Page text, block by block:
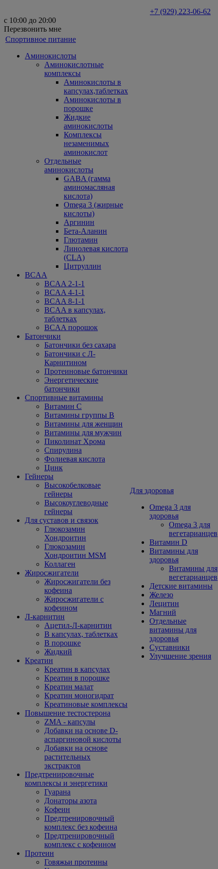
+7 (929) 223-06-62
с 10:00 до 20:00
Перезвонить мне
Спортивное питание
Аминокислоты
Аминокислотные
комплексы
Аминокислоты в
капсулах,таблетках
Аминокислоты в
порошке
Жидкие
аминокислоты
Комплексы
незаменимых
аминокислот
Отдельные
аминокислоты
GABA (гамма
аминомасляная
кислота)
Omega 3 (жирные
кислоты)
Аргинин
Бета-Аланин
Глютамин
Линолевая кислота
(CLA)
Цитруллин
BCAA
BCAA 2-1-1
BCAA 4-1-1
BCAA 8-1-1
BCAA в капсулах,
таблетках
BCAA порошок
Батончики
Батончики без сахара
Батончики с Л-
Карнитином
Протеиновые батончики
Энергетические
батончики
Спортивные витамины
Витамин С
Витамины группы В
Витамины для женщин
Витамины для мужчин
Пиколинат Хрома
Спирулина
Фолиевая кислота
Цинк
Гейнеры
Высокобелковые
гейнеры
Высокоуглеводные
гейнеры
Для суставов и связок
Глюкозамин
Хондроитин
Глюкозамин
Хондроитин MSM
Коллаген
Жиросжигатели
Жиросжигатели без
кофеина
Жиросжигатели с
кофеином
Л-карнитин
Ацетил-Л-карнитин
В капсулах, таблетках
В порошке
Жидкий
Креатин
Креатин в капсулах
Креатин в порошке
Креатин малат
Креатин моногидрат
Креатиновые комплексы
Повышение тестостерона
ZMA - капсулы
Добавки на основе D-
аспаргиновой кислоты
Добавки на основе
растительных
экстрактов
Предтренировочные
комплексы и энергетики
Гуарана
Донаторы азота
Кофеин
Предтренировочный
комплекс без кофеина
Предтренировочный
комплекс с кофеином
Протеин
Говяжьи протеины
Для здоровья
Omega 3 для
здоровья
Omega 3 для
вегетарианцев
Витамин D
Витамины для
здоровья
Витамины для
вегетарианцев
Детские витамины
Железо
Лецитин
Магний
Отдельные
витамины для
здоровья
Суставники
Улучшение зрения